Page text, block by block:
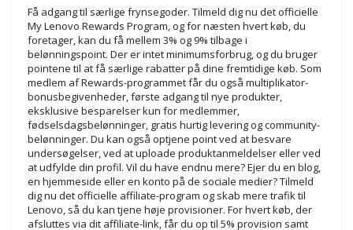
Få adgang til særlige frynsegoder. Tilmeld dig nu det officielle
My Lenovo Rewards Program, og for næsten hvert køb, du
foretager, kan du få mellem 3% og 9% tilbage i
belønningspoint. Der er intet minimumsforbrug, og du bruger
pointene til at få særlige rabatter på dine fremtidige køb. Som
medlem af Rewards-programmet får du også multiplikator-
bonusbegivenheder, første adgang til nye produkter,
eksklusive besparelser kun for medlemmer,
fødselsdagsbelønninger, gratis hurtig levering og community-
belønninger. Du kan også optjene point ved at besvare
undersøgelser, ved at uploade produktanmeldelser eller ved
at udfylde din profil. Vil du have endnu mere? Ejer du en blog,
en hjemmeside eller en konto på de sociale medier? Tilmeld
dig nu det officielle affiliate-program og skab mere trafik til
Lenovo, så du kan tjene høje provisioner. For hvert køb, der
afsluttes via dit affiliate-link, får du op til 5% provision samt